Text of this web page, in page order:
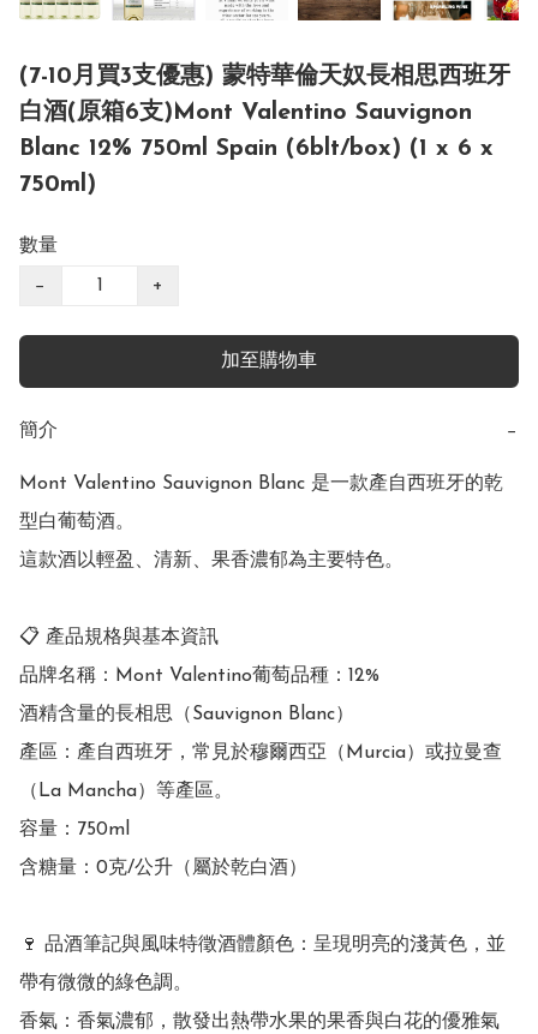
(7-10月買3支優惠) 蒙特華倫天奴長相思西班牙
白酒(原箱6支)Mont Valentino Sauvignon
Blanc 12% 750ml Spain (6blt/box) (1 x 6 x
750ml)
數量
− +
加至購物車
簡介 −
Mont Valentino Sauvignon Blanc 是一款產自西班牙的乾
型白葡萄酒。
這款酒以輕盈、清新、果香濃郁為主要特色。
📋 產品規格與基本資訊
品牌名稱：Mont Valentino葡萄品種：12%
酒精含量的長相思（Sauvignon Blanc）
產區：產自西班牙，常見於穆爾西亞（Murcia）或拉曼查
（La Mancha）等產區。
容量：750ml
含糖量：0克/公升（屬於乾白酒）
🍷 品酒筆記與風味特徵酒體顏色：呈現明亮的淺黃色，並
帶有微微的綠色調。
香氣：香氣濃郁，散發出熱帶水果的果香與白花的優雅氣